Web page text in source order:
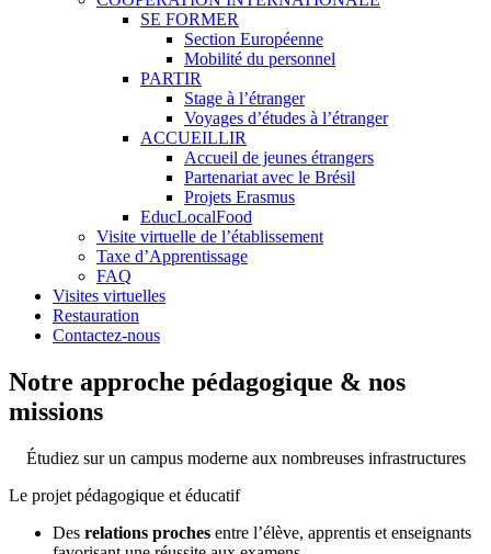
SE FORMER
Section Européenne
Mobilité du personnel
PARTIR
Stage à l’étranger
Voyages d’études à l’étranger
ACCUEILLIR
Accueil de jeunes étrangers
Partenariat avec le Brésil
Projets Erasmus
EducLocalFood
Visite virtuelle de l’établissement
Taxe d’Apprentissage
FAQ
Visites virtuelles
Restauration
Contactez-nous
Notre approche pédagogique & nos
missions
Étudiez sur un campus moderne aux nombreuses infrastructures
Le projet pédagogique et éducatif
Des relations proches entre l’élève, apprentis et enseignants